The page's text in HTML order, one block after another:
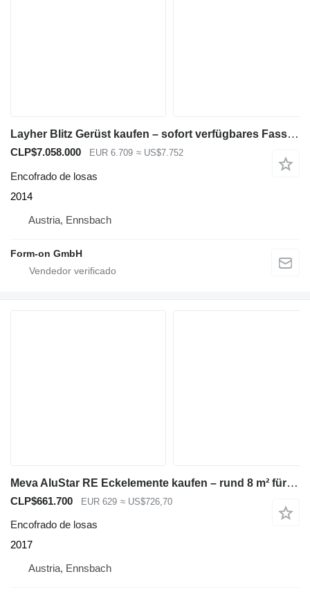
Layher Blitz Gerüst kaufen – sofort verfügbares Fassadengerüst-Gesamtpa
CLP$7.058.000 EUR 6.709 ≈ US$7.752
Encofrado de losas
2014
Austria, Ennsbach
Form-on GmbH
Meva AluStar RE Eckelemente kaufen – rund 8 m² für Wandschalung sofor
CLP$661.700 EUR 629 ≈ US$726,70
Encofrado de losas
2017
Austria, Ennsbach